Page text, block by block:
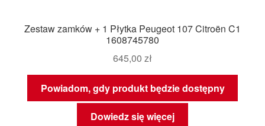
Zestaw zamków + 1 Płytka Peugeot 107 Citroën C1
1608745780
645,00 zł
Powiadom, gdy produkt będzie dostępny
Dowiedz się więcej